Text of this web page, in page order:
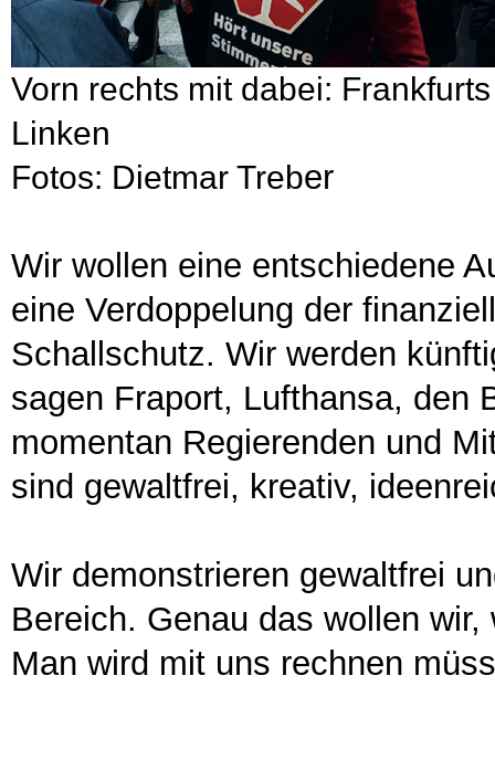
Vorn rechts mit dabei:
Linken
Fotos: Dietmar Treber
Wir wollen eine entschiedene
eine Verdoppelung der
Schallschutz. Wir werden
sagen Fraport, Lufthansa, den
momentan Regierenden und
sind gewaltfrei, kreativ,
Wir demonstrieren gewaltfrei
Bereich. Genau das wollen
Man wird mit uns rechnen